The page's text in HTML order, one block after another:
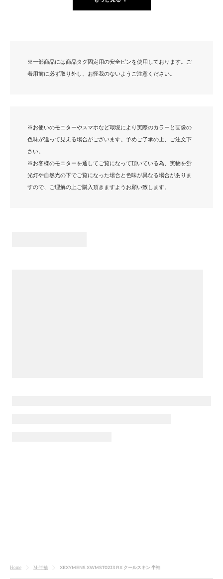
※一部商品には商品タグ固定用の安全ピンを使用しております。ご
着用前に必ず取り外し、お怪我のないようご注意ください。
※お使いのモニターやスマホなど環境により実際のカラーと画像の
色味が違って見える場合がございます。予めご了承の上、ご注文下
さい。
※お客様のモニターを通してご覧になって頂いている為、実物を蛍
光灯や自然光の下でご覧になった場合と色味が異なる場合がありま
すので、ご理解の上ご購入頂きますようお願い致します。
Home M-半袖 XEXYMENS XWMST02J3 RX クールスキン 半袖